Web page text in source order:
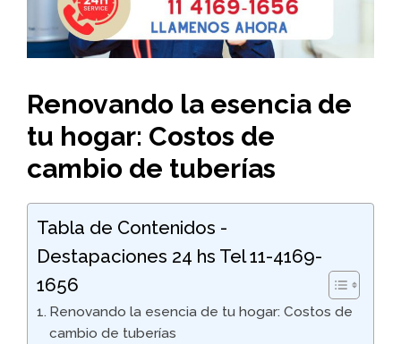
Renovando la esencia de
tu hogar: Costos de
cambio de tuberías
Tabla de Contenidos -
Destapaciones 24 hs Tel 11-4169-
1656
Renovando la esencia de tu hogar: Costos de
cambio de tuberías